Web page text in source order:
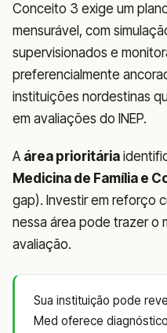
Conceito 3 exige um
mensurável, com
supervisionados e
preferencialmente
instituições nordestinas
em avaliações do INEP.
A área prioritária
Medicina de Família e
gap). Investir em reforço
nessa área pode trazer o
avaliação.
Sua instituição pode
Med oferece